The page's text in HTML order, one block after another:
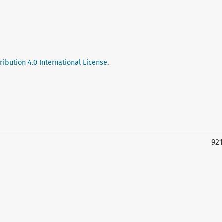
4.0 International License.
921